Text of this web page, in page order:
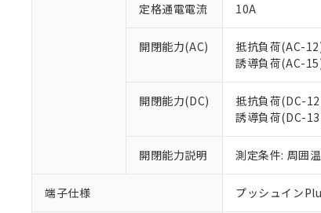
定格通電電流 10A
開閉能力(AC)
抵抗負荷(AC-
誘導負荷(AC-
開閉能力(DC)
抵抗負荷(DC-
誘導負荷(DC-
開閉能力説明 測定条件: 周囲
端子仕様 プッシュイン
正式な
当社販
オムロ
す。
マイパ
ている
お客様
が、当
さい。
フタル酸エステ
※2 対応予
※3 非含有
下記の非含
Cr(Ⅵ)(六価クロ
DEHP(フタル酸
※2 環境保
「ｅ」：有
「10」：通
「－」：未
当社は
置等に
当社は
また当
△ 一
－
空
白
受